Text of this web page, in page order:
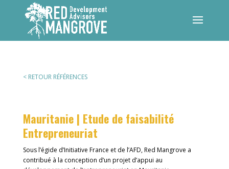
< RETOUR RÉFÉRENCES
Mauritanie | Etude de faisabilité
Entrepreneuriat
Sous l’égide d’Initiative France et de l’AFD, Red Mangrove a
contribué à la conception d’un projet d’appui au